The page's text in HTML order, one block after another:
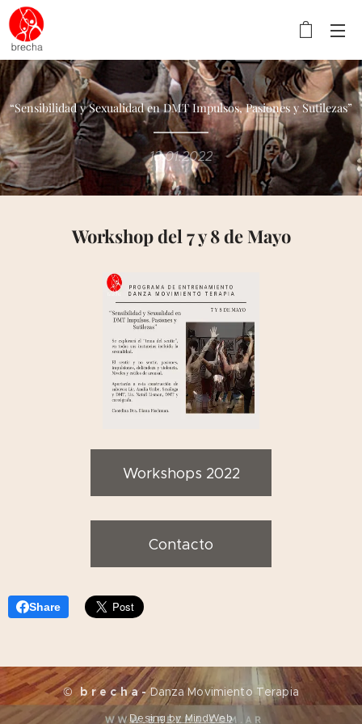
“Sensibilidad y Sexualidad en DMT Impulsos, Pasiones y Sutilezas”
13.01.2022
Workshop del 7 y 8 de Mayo
Workshops 2022
Contacto
Share
© b r e c h a -Danza Movimiento Terapia
Desing by MindWeb